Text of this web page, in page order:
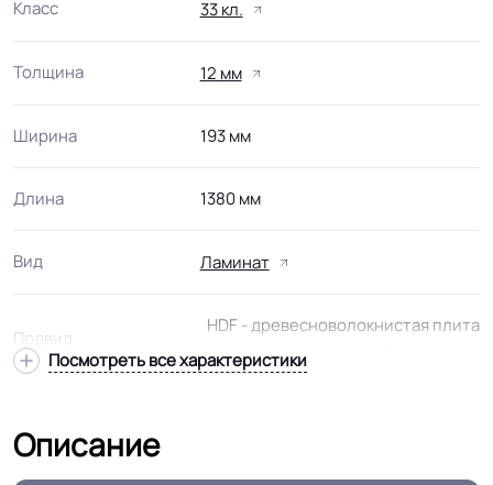
Класс 33 кл.
Толщина 12 мм
Ширина 193 мм
Длина 1380 мм
Вид Ламинат
Подвид
HDF - древесноволокнистая плита
Способ укладки
Посмотреть все характеристики
Описание